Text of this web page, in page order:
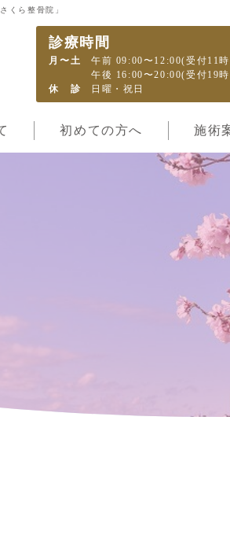
くら整骨院」
診療時間
月〜土
午前 09:00〜12:00(受付11
午後 16:00〜20:00(受付19
休診
日曜・祝日
初めての方へ 施術